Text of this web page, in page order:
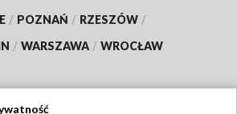
/ POZNAŃ / RZESZÓW /
/ WARSZAWA / WROCŁAW